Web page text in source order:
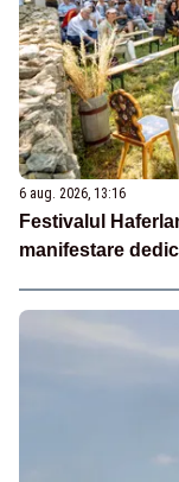
6 aug. 2026, 13:16
Festivalul
manifestare